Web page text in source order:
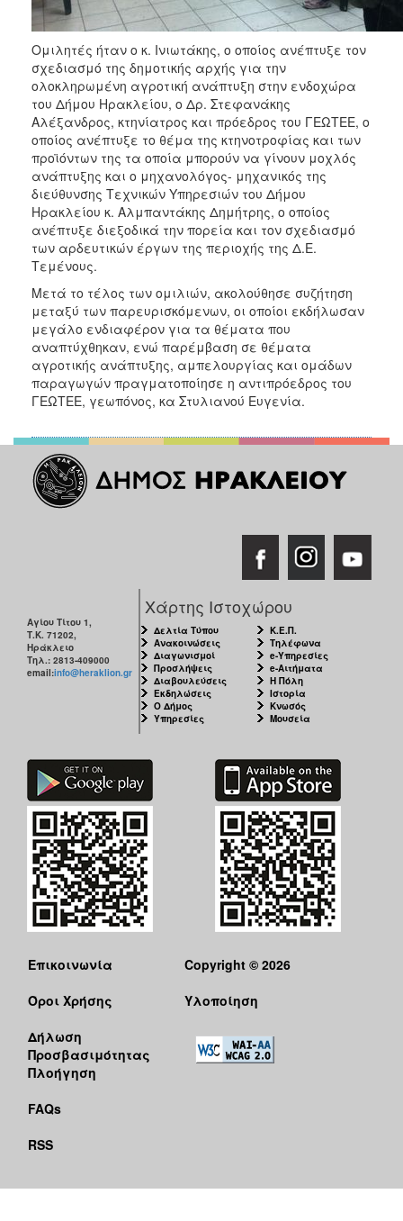
Ομιλητές ήταν ο κ. Ινιωτάκης, ο οποίος ανέπτυξε τον
σχεδιασμό της δημοτικής αρχής για την
ολοκληρωμένη αγροτική ανάπτυξη στην ενδοχώρα
του Δήμου Ηρακλείου, ο Δρ. Στεφανάκης
Αλέξανδρος, κτηνίατρος και πρόεδρος του ΓΕΩΤΕΕ, ο
οποίος ανέπτυξε το θέμα της κτηνοτροφίας και των
προϊόντων της τα οποία μπορούν να γίνουν μοχλός
ανάπτυξης και ο μηχανολόγος- μηχανικός της
διεύθυνσης Τεχνικών Υπηρεσιών του Δήμου
Ηρακλείου κ. Αλμπαντάκης Δημήτρης, ο οποίος
ανέπτυξε διεξοδικά την πορεία και τον σχεδιασμό
των αρδευτικών έργων της περιοχής της Δ.Ε.
Τεμένους.
Μετά το τέλος των ομιλιών, ακολούθησε συζήτηση
μεταξύ των παρευρισκόμενων, οι οποίοι εκδήλωσαν
μεγάλο ενδιαφέρον για τα θέματα που
αναπτύχθηκαν, ενώ παρέμβαση σε θέματα
αγροτικής ανάπτυξης, αμπελουργίας και ομάδων
παραγωγών πραγματοποίησε η αντιπρόεδρος του
ΓΕΩΤΕΕ, γεωπόνος, κα Στυλιανού Ευγενία.
Αγίου Τίτου 1,
Τ.Κ. 71202,
Ηράκλειο
Τηλ.: 2813-409000
email:info@heraklion.gr
Χάρτης Ιστοχώρου
Δελτία Τύπου
Ανακοινώσεις
Διαγωνισμοί
Προσλήψεις
Διαβουλεύσεις
Εκδηλώσεις
Ο Δήμος
Υπηρεσίες
Κ.Ε.Π.
Τηλέφωνα
e-Υπηρεσίες
e-Αιτήματα
Η Πόλη
Ιστορία
Κνωσός
Μουσεία
Επικοινωνία
Όροι Χρήσης
Δήλωση
Προσβασιμότητας
Πλοήγηση
FAQs
RSS
Copyright © 2026
Υλοποίηση